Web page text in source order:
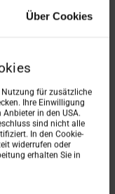
Über Cookies
Nutzung für zusätzliche
Ihre Einwilligung
in den USA.
sind nicht alle
In den Cookie-
widerrufen oder
erhalten Sie in
meiner
meiner
zur
ich zur Kenntnis
Bearbeitung der